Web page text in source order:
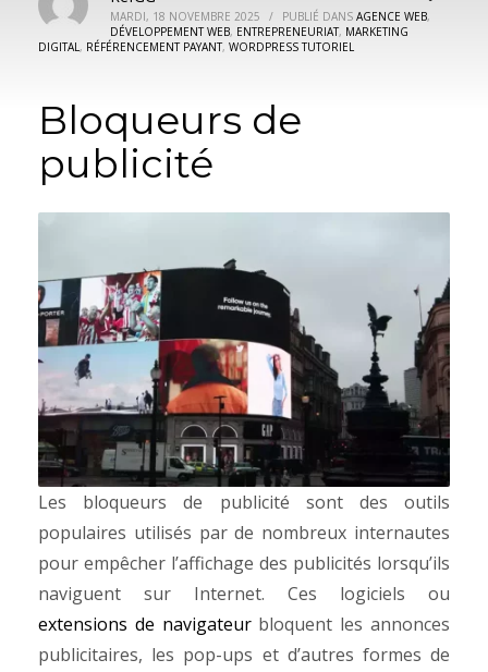
MARDI, 18 NOVEMBRE 2025 / PUBLIÉ DANS AGENCE WEB,
DÉVELOPPEMENT WEB, ENTREPRENEURIAT, MARKETING
DIGITAL, RÉFÉRENCEMENT PAYANT, WORDPRESS TUTORIEL
Bloqueurs de
publicité
Les bloqueurs de publicité sont des outils
populaires utilisés par de nombreux internautes
pour empêcher l’affichage des publicités lorsqu’ils
naviguent sur Internet. Ces logiciels ou
extensions de navigateurbloquent les annonces
publicitaires, les pop-ups et d’autres formes de